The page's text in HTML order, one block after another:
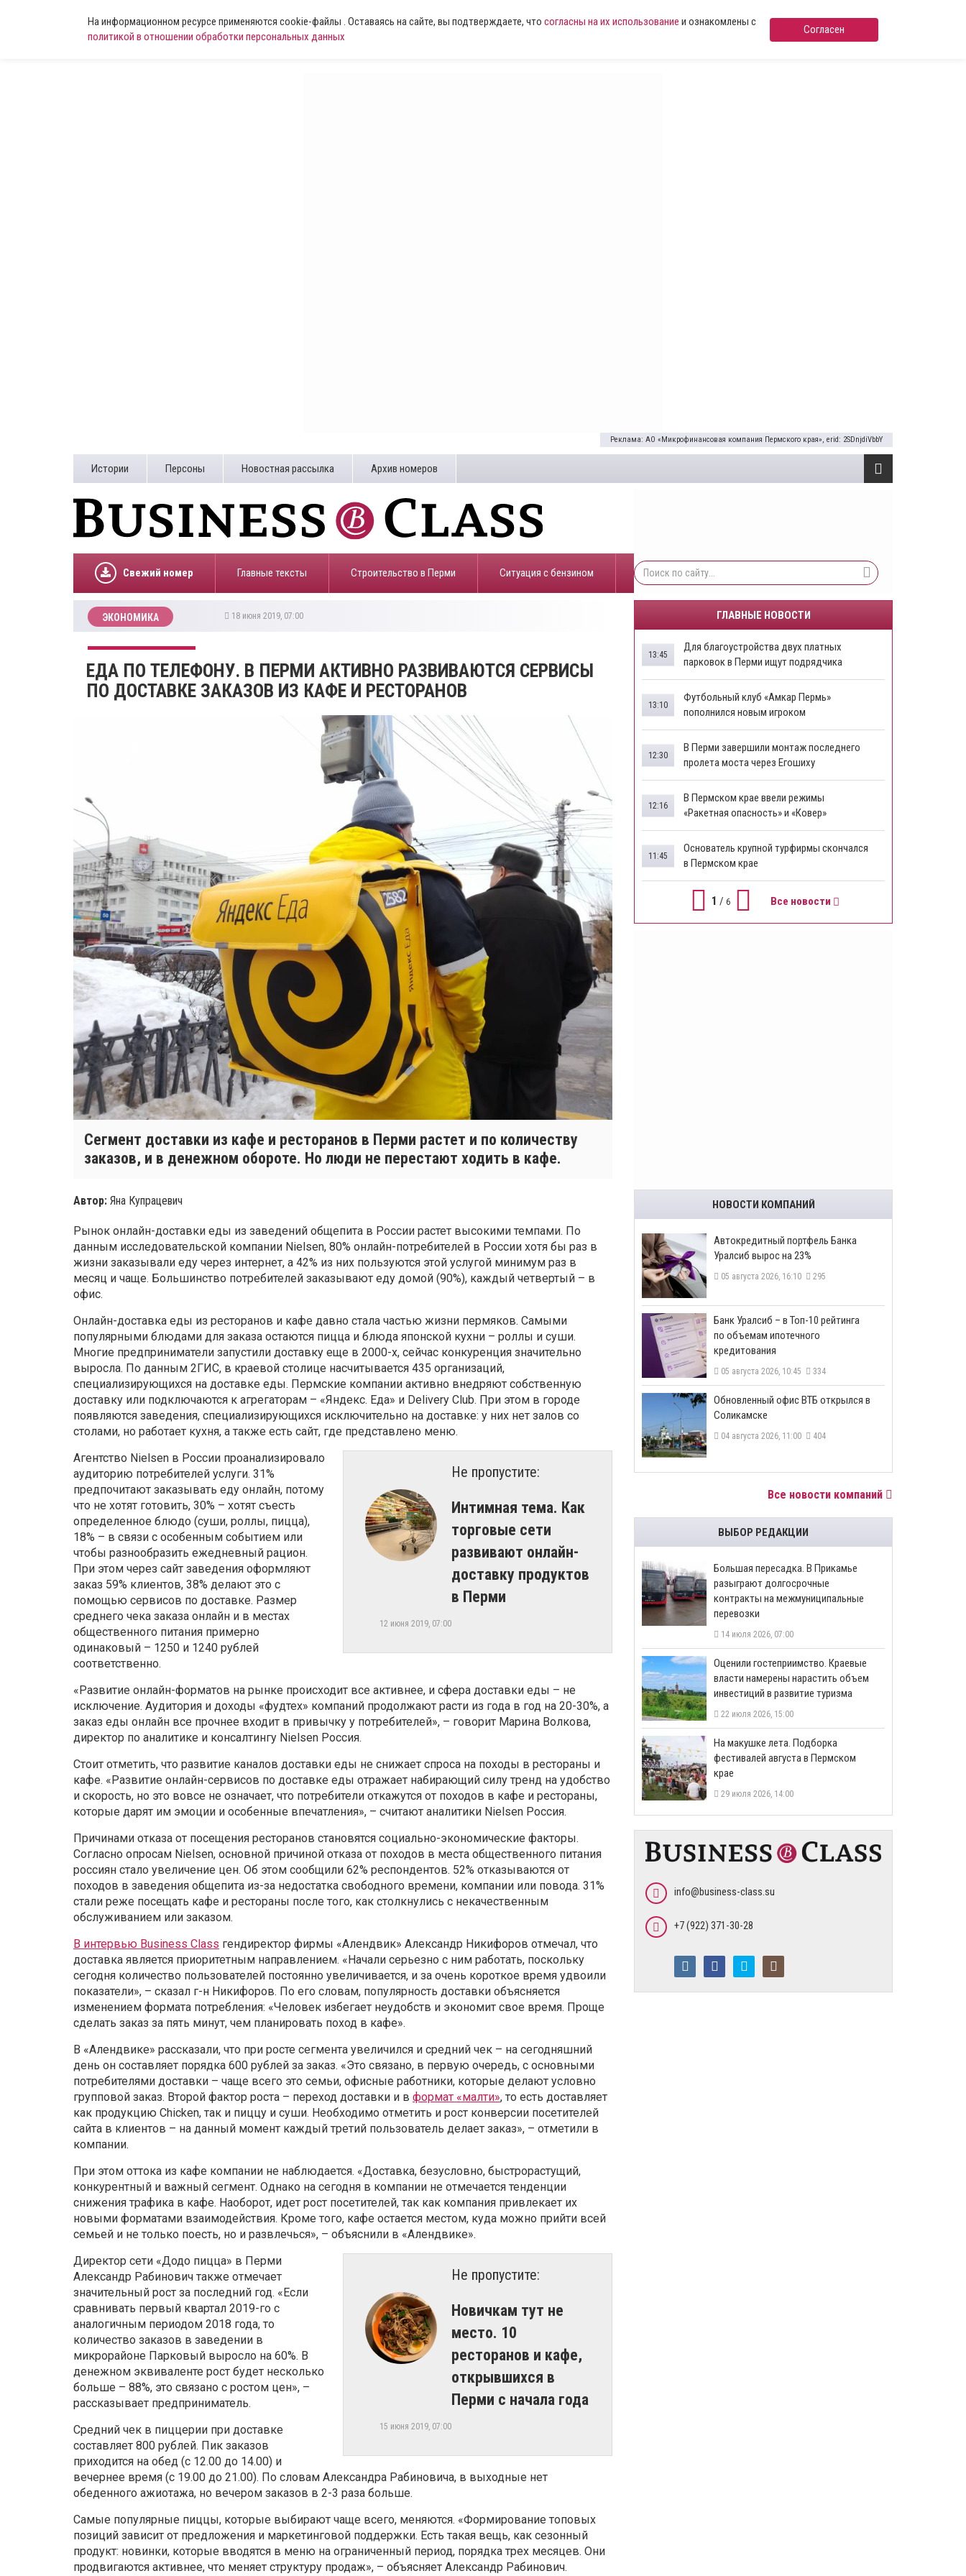
На информационном ресурсе применяются cookie-файлы . Оставаясь на сайте, вы подтверждаете, что согласны на их использование и ознакомлены с
политикой в отношении обработки персональных данных
Согласен
Реклама: АО «Микрофинансовая компания Пермского края», erid: 2SDnjdiVbbY
Истории Персоны Новостная рассылка Архив номеров
Свежий номер Главные тексты Строительство в Перми ​Ситуация с бензином
ЭКОНОМИКА 18 июня 2019, 07:00
ЕДА ПО ТЕЛЕФОНУ. В ПЕРМИ АКТИВНО РАЗВИВАЮТСЯ СЕРВИСЫ
ПО ДОСТАВКЕ ЗАКАЗОВ ИЗ КАФЕ И РЕСТОРАНОВ
Сегмент доставки из кафе и ресторанов в Перми растет и по количеству
заказов, и в денежном обороте. Но люди не перестают ходить в кафе.
Автор: Яна Купрацевич
Рынок онлайн-доставки еды из заведений общепита в России растет высокими темпами. По
данным исследовательской компании Nielsen, 80% онлайн-потребителей в России хотя бы раз в
жизни заказывали еду через интернет, а 42% из них пользуются этой услугой минимум раз в
месяц и чаще. Большинство потребителей заказывают еду домой (90%), каждый четвертый – в
офис.
Онлайн-доставка еды из ресторанов и кафе давно стала частью жизни пермяков. Самыми
популярными блюдами для заказа остаются пицца и блюда японской кухни – роллы и суши.
Многие предприниматели запустили доставку еще в 2000-х, сейчас конкуренция значительно
выросла. По данным 2ГИС, в краевой столице насчитывается 435 организаций,
специализирующихся на доставке еды. Пермские компании активно внедряют собственную
доставку или подключаются к агрегаторам – «Яндекс. Еда» и Delivery Club. При этом в городе
появляются заведения, специализирующихся исключительно на доставке: у них нет залов со
столами, но работает кухня, а также есть сайт, где представлено меню.
Не пропустите:
​Интимная тема. Как
торговые сети
развивают онлайн-
доставку продуктов
в Перми
12 июня 2019, 07:00
Агентство Nielsen в России проанализировало
аудиторию потребителей услуги. 31%
предпочитают заказывать еду онлайн, потому
что не хотят готовить, 30% – хотят съесть
определенное блюдо (суши, роллы, пицца),
18% – в связи с особенным событием или
чтобы разнообразить ежедневный рацион.
При этом через сайт заведения оформляют
заказ 59% клиентов, 38% делают это с
помощью сервисов по доставке. Размер
среднего чека заказа онлайн и в местах
общественного питания примерно
одинаковый – 1250 и 1240 рублей
соответственно.
«Развитие онлайн-форматов на рынке происходит все активнее, и сфера доставки еды – не
исключение. Аудитория и доходы «фудтех» компаний продолжают расти из года в год на 20-30%, а
заказ еды онлайн все прочнее входит в привычку у потребителей», – говорит Марина Волкова,
директор по аналитике и консалтингу Nielsen Россия.
Стоит отметить, что развитие каналов доставки еды не снижает спроса на походы в рестораны и
кафе. «Развитие онлайн-сервисов по доставке еды отражает набирающий силу тренд на удобство
и скорость, но это вовсе не означает, что потребители откажутся от походов в кафе и рестораны,
которые дарят им эмоции и особенные впечатления», – считают аналитики Nielsen Россия.
Причинами отказа от посещения ресторанов становятся социально-экономические факторы.
Согласно опросам Nielsen, основной причиной отказа от походов в места общественного питания
россиян стало увеличение цен. Об этом сообщили 62% респондентов. 52% отказываются от
походов в заведения общепита из-за недостатка свободного времени, компании или повода. 31%
стали реже посещать кафе и рестораны после того, как столкнулись с некачественным
обслуживанием или заказом.
В интервью Business Class гендиректор фирмы «Алендвик» Александр Никифоров отмечал, что
доставка является приоритетным направлением. «Начали серьезно с ним работать, поскольку
сегодня количество пользователей постоянно увеличивается, и за очень короткое время удвоили
показатели», – сказал г-н Никифоров. По его словам, популярность доставки объясняется
изменением формата потребления: «Человек избегает неудобств и экономит свое время. Проще
сделать заказ за пять минут, чем планировать поход в кафе».
В «Алендвике» рассказали, что при росте сегмента увеличился и средний чек – на сегодняшний
день он составляет порядка 600 рублей за заказ. «Это связано, в первую очередь, с основными
потребителями доставки – чаще всего это семьи, офисные работники, которые делают условно
групповой заказ. Второй фактор роста – переход доставки и в формат «малти», то есть доставляет
как продукцию Chicken, так и пиццу и суши. Необходимо отметить и рост конверсии посетителей
сайта в клиентов – на данный момент каждый третий пользователь делает заказ», – отметили в
компании.
При этом оттока из кафе компании не наблюдается. «Доставка, безусловно, быстрорастущий,
конкурентный и важный сегмент. Однако на сегодня в компании не отмечается тенденции
снижения трафика в кафе. Наоборот, идет рост посетителей, так как компания привлекает их
новыми форматами взаимодействия. Кроме того, кафе остается местом, куда можно прийти всей
семьей и не только поесть, но и развлечься», – объяснили в «Алендвике».
Не пропустите:
Новичкам тут не
место. 10
ресторанов и кафе,
открывшихся в
Перми с начала года
15 июня 2019, 07:00
Директор сети «Додо пицца» в Перми
Александр Рабинович также отмечает
значительный рост за последний год. «Если
сравнивать первый квартал 2019-го с
аналогичным периодом 2018 года, то
количество заказов в заведении в
микрорайоне Парковый выросло на 60%. В
денежном эквиваленте рост будет несколько
больше – 88%, это связано с ростом цен», –
рассказывает предприниматель.
Средний чек в пиццерии при доставке
составляет 800 рублей. Пик заказов
приходится на обед (с 12.00 до 14.00) и
вечернее время (с 19.00 до 21.00). По словам Александра Рабиновича, в выходные нет
обеденного ажиотажа, но вечером заказов в 2-3 раза больше.
Самые популярные пиццы, которые выбирают чаще всего, меняются. «Формирование топовых
позиций зависит от предложения и маркетинговой поддержки. Есть такая вещь, как сезонный
продукт: новинки, которые вводятся в меню на ограниченный период, порядка трех месяцев. Они
продвигаются активнее, что меняет структуру продаж», – объясняет Александр Рабинович.
ГЛАВНЫЕ НОВОСТИ
Для благоустройства двух платных
парковок в Перми ищут подрядчика
13:45
Футбольный клуб «Амкар Пермь»
пополнился новым игроком
13:10
В Перми завершили монтаж последнего
пролета моста через Егошиху
12:30
В Пермском крае ввели режимы
«Ракетная опасность» и «Ковер»
12:16
Основатель крупной турфирмы скончался
в Пермском крае
11:45
1 / 6 Все новости
НОВОСТИ КОМПАНИЙ
​Автокредитный портфель Банка
Уралсиб вырос на 23%
05 августа 2026, 16:10 295
​Банк Уралсиб – в Топ-10 рейтинга
по объемам ипотечного
кредитования
05 августа 2026, 10:45 334
​Обновленный офис ВТБ открылся в
Соликамске
04 августа 2026, 11:00 404
Все новости компаний
ВЫБОР РЕДАКЦИИ
Большая пересадка. В Прикамье
разыграют долгосрочные
контракты на межмуниципальные
перевозки
14 июля 2026, 07:00
Оценили гостеприимство. Краевые
власти намерены нарастить объем
инвестиций в развитие туризма
22 июля 2026, 15:00
На макушке лета. Подборка
фестивалей августа в Пермском
крае
29 июля 2026, 14:00
info@business-class.su
+7 (922) 371-30-28